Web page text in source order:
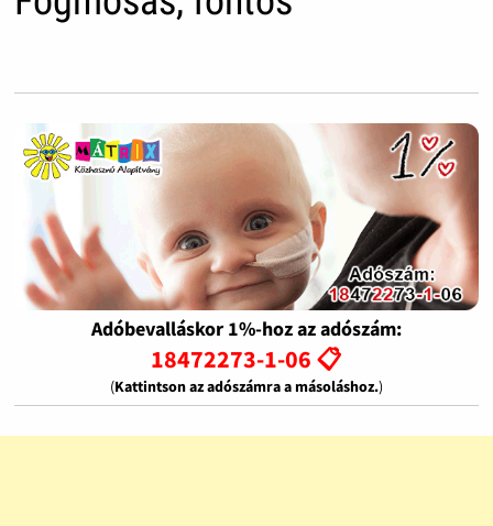
Adóbevalláskor 1%-hoz az adószám:
18472273-1-06 📋
(Kattintson az adószámra a másoláshoz.)